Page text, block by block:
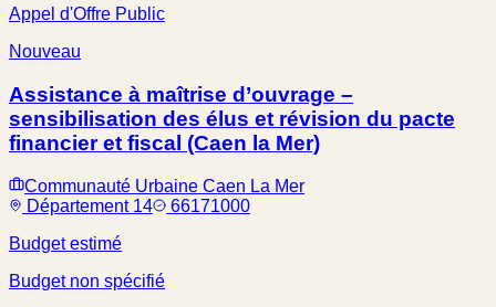
Appel d'Offre Public
Nouveau
Assistance à maîtrise d’ouvrage –
sensibilisation des élus et révision du pacte
financier et fiscal (Caen la Mer)
Communauté Urbaine Caen La Mer
Département 14
66171000
Budget estimé
Budget non spécifié